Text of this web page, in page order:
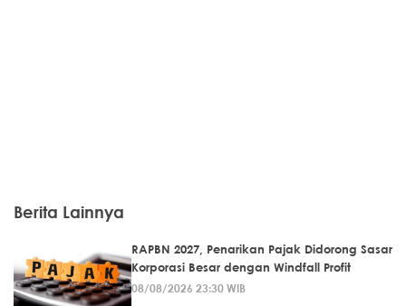
Berita Lainnya
RAPBN 2027, Penarikan Pajak Didorong Sasar
Korporasi Besar dengan Windfall Profit
08/08/2026 23:30 WIB